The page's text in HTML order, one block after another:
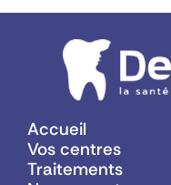
Accueil
Vos centres
Traitements